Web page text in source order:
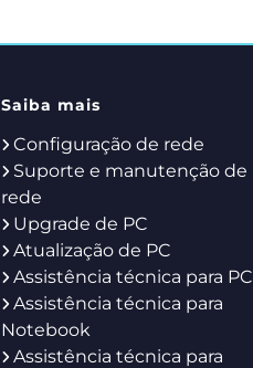
Saiba mais
Configuração de rede
Suporte e manutenção de
rede
Upgrade de PC
Atualização de PC
Assistência técnica para PC
Assistência técnica para
Notebook
Assistência técnica para